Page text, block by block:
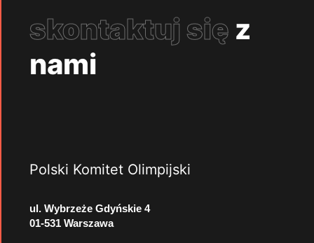
skontaktuj się z
nami
Polski Komitet Olimpijski
ul. Wybrzeże Gdyńskie 4
01-531 Warszawa